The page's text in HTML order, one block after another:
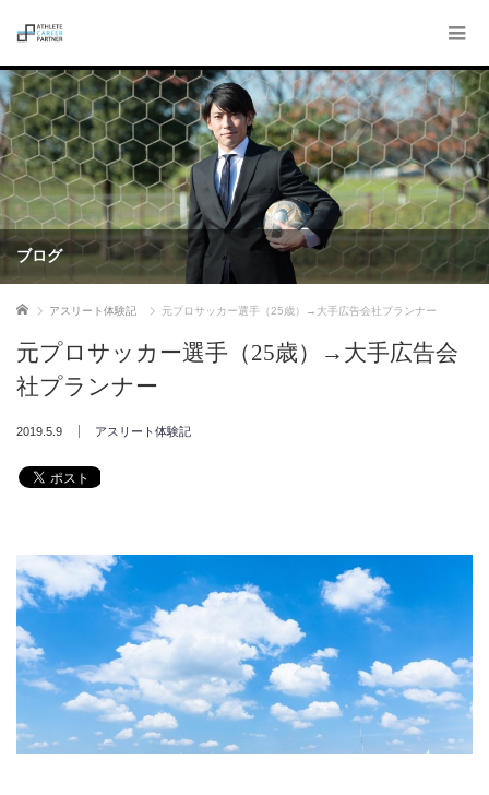
ブログ
ホーム アスリート体験記 元プロサッカー選手（25歳）→大手広告会社プランナー
元プロサッカー選手（25歳）→大手広告会
社プランナー
2019.5.9 アスリート体験記